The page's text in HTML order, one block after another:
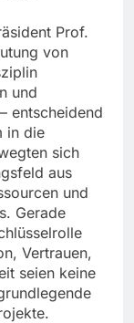
Prof.
von
und
entscheidend
in die
sich
aus
und
Gerade
Vertrauen,
seien keine